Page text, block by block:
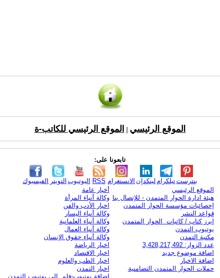
الموقع الرئيسي الموقع الرئيسي للكاتب-ة
تابعونا على:
الفيسبوك التويتر اليوتيوب RSS الانستغرام لينكدإن تيلكرامبنترست
الموقع الرئيسي
هيئة ادارة الحوار المتمدن - للإتصال بنا
إحصائيات مؤسسة الحوار المتمدن
قواعد النشر
ابرز كتاب / كاتبات الحوار المتمدن
يوتيوب التمدن
مكتبة التمدن
عدد الزوار: 3,428,217,492
اضافة موضوع جديد
اضافة الاخبار
حملات الحوار المتمدن التضامنية
أخبار عامة
وكالة أنباء المرأة
اخبار الأدب والفن
وكالة أنباء اليسار
وكالة أنباء العلمانية
وكالة أنباء العمال
وكالة أنباء حقوق الإنسان
اخبار الرياضة
اخبار الاقتصاد
اخبار الطب والعلوم
اخبار التمدن
إضافة يوتيوب-فلم إلى يوتيوب التمدن